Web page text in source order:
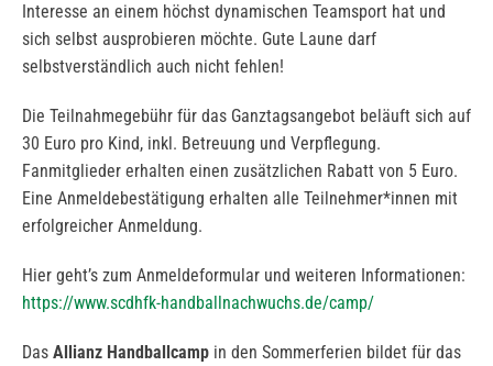
Interesse an einem höchst dynamischen Teamsport hat und
sich selbst ausprobieren möchte. Gute Laune darf
selbstverständlich auch nicht fehlen!
Die Teilnahmegebühr für das Ganztagsangebot beläuft sich auf
30 Euro pro Kind, inkl. Betreuung und Verpflegung.
Fanmitglieder erhalten einen zusätzlichen Rabatt von 5 Euro.
Eine Anmeldebestätigung erhalten alle Teilnehmer*innen mit
erfolgreicher Anmeldung.
Hier geht’s zum Anmeldeformular und weiteren Informationen:
https://www.scdhfk-handballnachwuchs.de/camp/
Das Allianz Handballcamp in den Sommerferien bildet für das